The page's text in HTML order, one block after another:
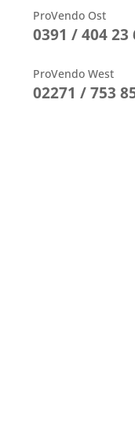
ProVendo Ost
0391 / 404 23
ProVendo West
02271 / 753